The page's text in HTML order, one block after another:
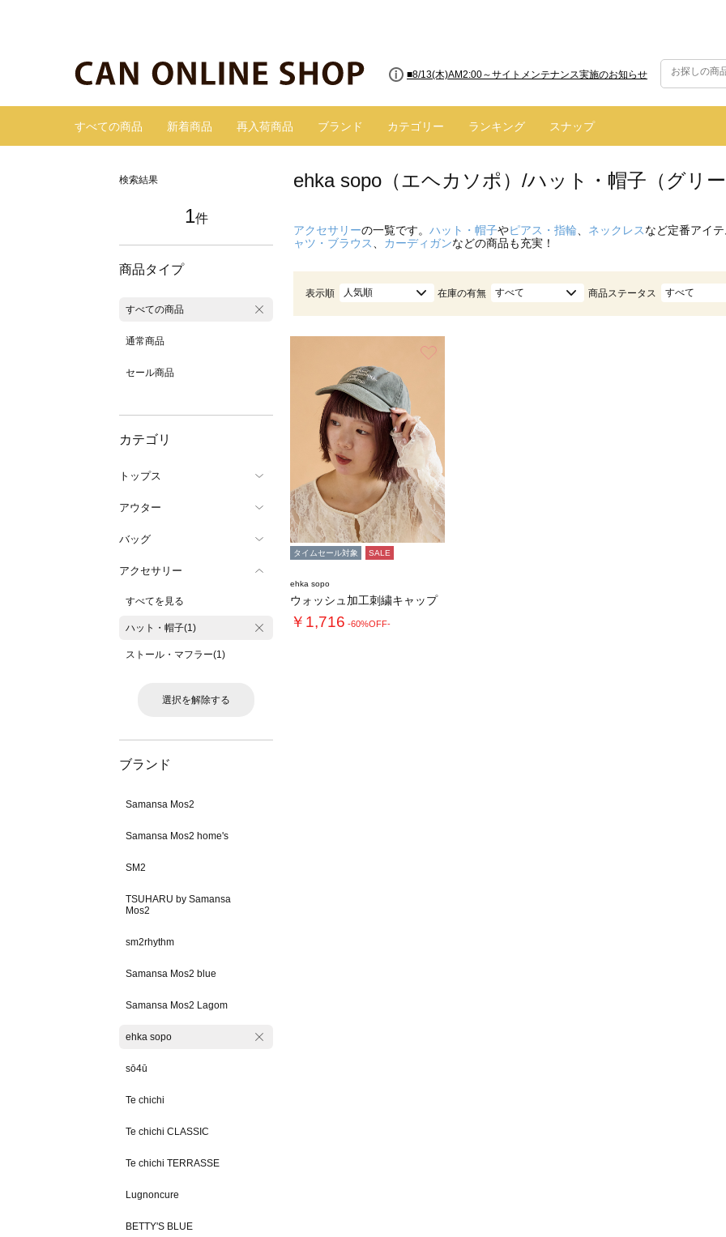
■8/13(木)AM2:00～サイトメンテナンス実施のお知らせ
すべての商品 新着商品 再入荷商品 ブランド カテゴリー ランキング スナップ
検索結果
1件
商品タイプ
すべての商品
通常商品
セール商品
カテゴリ
トップス
アウター
バッグ
アクセサリー
すべてを見る
ハット・帽子(1)
ストール・マフラー(1)
選択を解除する
ブランド
Samansa Mos2
Samansa Mos2 home's
SM2
TSUHARU by Samansa
Mos2
sm2rhythm
Samansa Mos2 blue
Samansa Mos2 Lagom
ehka sopo
sō4ū
Te chichi
Te chichi CLASSIC
Te chichi TERRASSE
Lugnoncure
BETTY'S BLUE
ehka sopo（エヘカソポ）/ハット・帽子（グリー
アクセサリーの一覧です。 ハット・帽子やピアス・指輪 ネックレスなど定番アイ
ャツ・ブラウス
カーディガンなどの商品も充実！
表示順 人気順 在庫の有無 すべて 商品ステータス すべて
タイムセール対象 SALE
ehka sopo
ウォッシュ加工刺繍キャップ
￥1,716 -60%OFF-